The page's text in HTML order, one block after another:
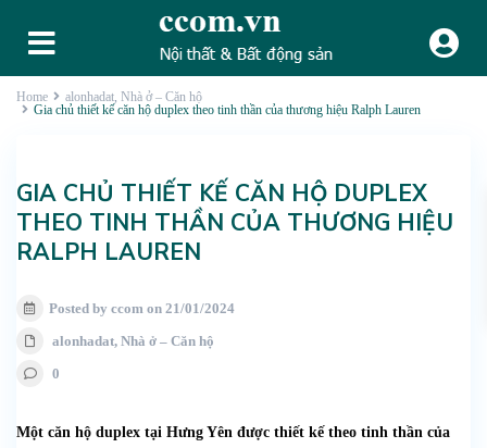
Home alonhadat, Nhà ở – Căn hộ
Gia chủ thiết kế căn hộ duplex theo tinh thần của thương hiệu Ralph Lauren
GIA CHỦ THIẾT KẾ CĂN HỘ DUPLEX
THEO TINH THẦN CỦA THƯƠNG HIỆU
RALPH LAUREN
Posted by ccom on 21/01/2024
alonhadat, Nhà ở – Căn hộ
0
Một căn hộ duplex tại Hưng Yên được thiết kế theo tinh thần của